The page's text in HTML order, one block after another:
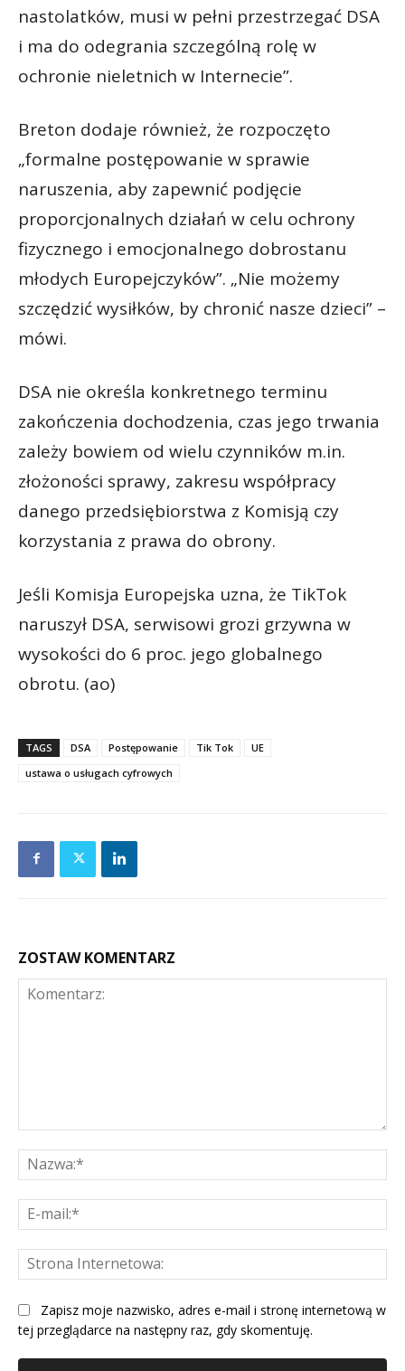
nastolatków, musi w pełni przestrzegać DSA
i ma do odegrania szczególną rolę w
ochronie nieletnich w Internecie”.
Breton dodaje również, że rozpoczęto
„formalne postępowanie w sprawie
naruszenia, aby zapewnić podjęcie
proporcjonalnych działań w celu ochrony
fizycznego i emocjonalnego dobrostanu
młodych Europejczyków”. „Nie możemy
szczędzić wysiłków, by chronić nasze dzieci” –
mówi.
DSA nie określa konkretnego terminu
zakończenia dochodzenia, czas jego trwania
zależy bowiem od wielu czynników m.in.
złożoności sprawy, zakresu współpracy
danego przedsiębiorstwa z Komisją czy
korzystania z prawa do obrony.
Jeśli Komisja Europejska uzna, że TikTok
naruszył DSA, serwisowi grozi grzywna w
wysokości do 6 proc. jego globalnego
obrotu. (ao)
TAGS DSA Postępowanie Tik Tok
UE
ustawa o usługach cyfrowych
ZOSTAW KOMENTARZ
Zapisz moje nazwisko, adres e-mail i stronę internetową w
tej przeglądarce na następny raz, gdy skomentuję.